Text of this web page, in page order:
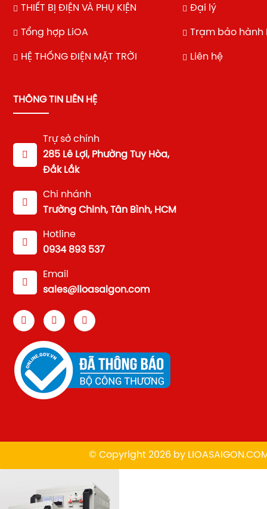
THIẾT BỊ ĐIỆN VÀ PHỤ KIỆN
Tổng hợp LiOA
HỆ THỐNG ĐIỆN MẶT TRỜI
Đại lý
Trạm bảo hành
Liên hệ
THÔNG TIN LIÊN HỆ
Trự sở chính
285 Lê Lợi, Phường Tuy Hòa,
Đắk Lắk
Chi nhánh
Trường Chinh, Tân Bình, HCM
Hotline
0934 893 537
Email
sales@lioasaigon.com
© Copyright 2026 by L